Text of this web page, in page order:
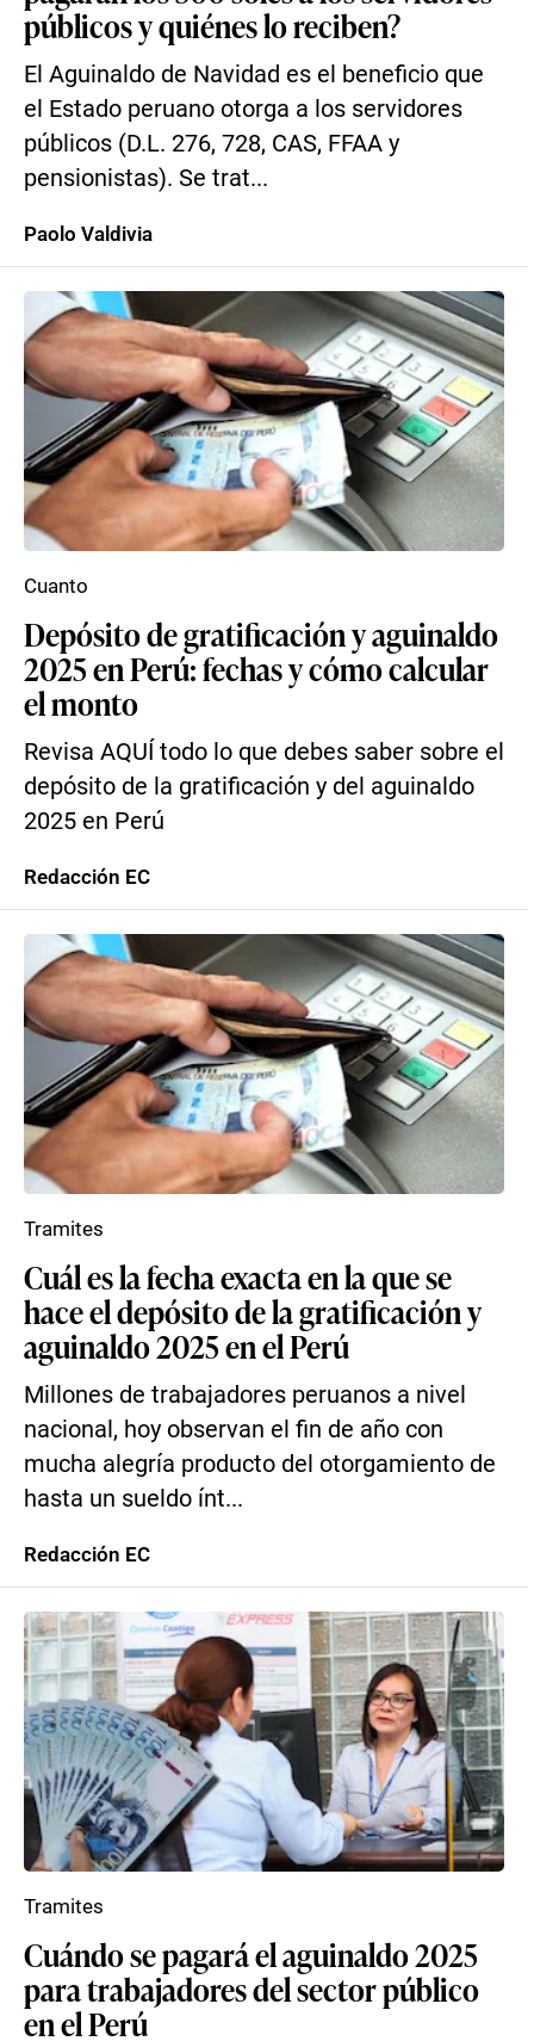
públicos y quiénes lo reciben?
El Aguinaldo de Navidad es el beneficio que
el Estado peruano otorga a los servidores
públicos (D.L. 276, 728, CAS, FFAA y
pensionistas). Se trat...
Paolo Valdivia
Depósito de gratificación y aguinaldo
2025 en Perú: fechas y cómo calcular
el monto
Revisa AQUÍ todo lo que debes saber sobre el
depósito de la gratificación y del aguinaldo
2025 en Perú
Cuanto
Redacción EC
Cuál es la fecha exacta en la que se
hace el depósito de la gratificación y
aguinaldo 2025 en el Perú
Millones de trabajadores peruanos a nivel
nacional, hoy observan el fin de año con
mucha alegría producto del otorgamiento de
hasta un sueldo ínt...
Tramites
Redacción EC
Cuándo se pagará el aguinaldo 2025
para trabajadores del sector público
en el Perú
Tramites